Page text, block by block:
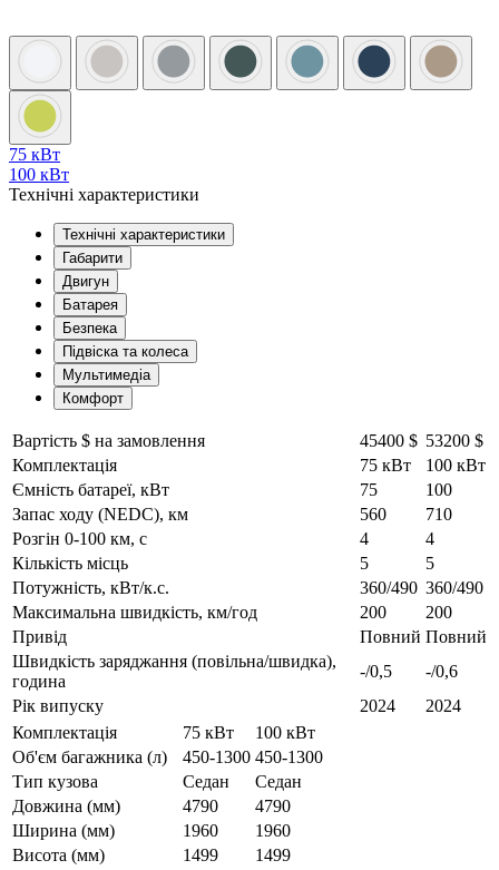
75 кВт
100 кВт
Технічні характеристики
Технічні характеристики
Габарити
Двигун
Батарея
Безпека
Підвіска та колеса
Мультимедіа
Комфорт
Вартість $ на замовлення 45400 $ 53200 $
Комплектація
75 кВт
100 кВт
Ємність батареї, кВт
75
100
Запас ходу (NEDC), км
560
710
Розгін 0-100 км, с
4
4
Кількість місць
5
5
Потужність, кВт/к.с.
360/490 360/490
Максимальна швидкість, км/год
200
200
Привід
Повний Повний
Швидкість заряджання (повільна/швидка),
година
-/0,5
-/0,6
Рік випуску
2024
2024
Комплектація
75 кВт
100 кВт
Об'єм багажника (л)
450-1300 450-1300
Тип кузова
Седан
Седан
Довжина (мм)
4790
4790
Ширина (мм)
1960
1960
Висота (мм)
1499
1499